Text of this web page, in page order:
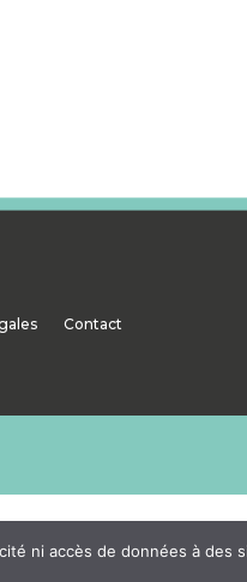
Contact
ni accès de données à des